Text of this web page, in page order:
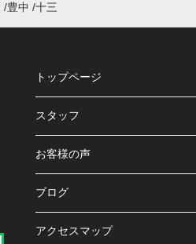
豊中 十三
トップページ
スタッフ
お客様の声
ブログ
アクセスマップ